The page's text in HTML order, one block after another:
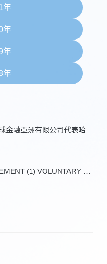
年
年
年
年
聯合公告(1)花旗環球金融亞洲有限公司代表哈電集團就收購...
JOINT ANNOUNCEMENT (1) VOLUNTARY CONDITI